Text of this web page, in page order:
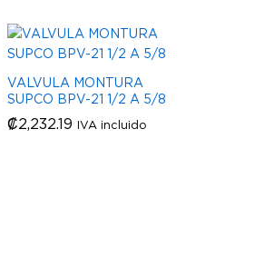
VALVULA MONTURA
SUPCO BPV-21 1/2 A 5/8
₡2,232.19 IVA incluido
₡2,232.19